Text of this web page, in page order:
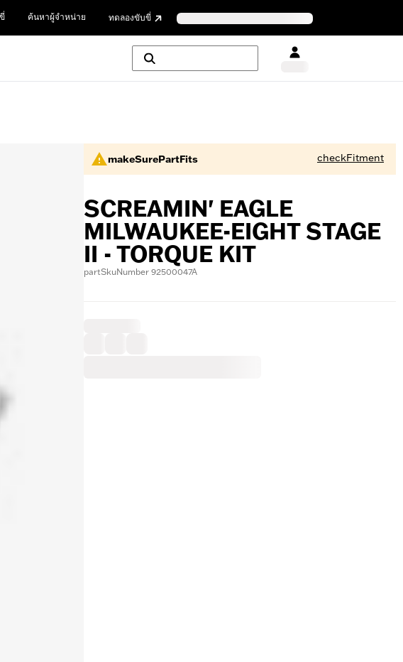
ค้นหาผู้จำหน่าย ทดลองขับขี่
makeSurePartFits checkFitment
SCREAMIN' EAGLE
MILWAUKEE-EIGHT STAGE
II - TORQUE KIT
partSkuNumber 92500047A